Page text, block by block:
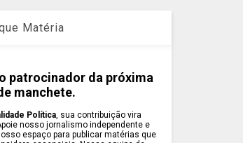
Matéria
patrocinador da próxima
manchete.
Política, sua contribuição vira
nosso jornalismo independente e
espaço para publicar matérias que